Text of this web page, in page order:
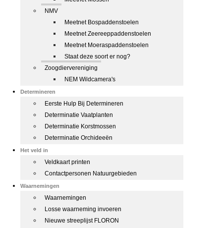
NMV
Meetnet Bospaddenstoelen
Meetnet Zeereeppaddenstoelen
Meetnet Moeraspaddenstoelen
Staat deze soort er nog?
Zoogdiervereniging
NEM Wildcamera's
Determineren
Eerste Hulp Bij Determineren
Determinatie Vaatplanten
Determinatie Korstmossen
Determinatie Orchideeën
Het veld in
Veldkaart printen
Contactpersonen Natuurgebieden
Waarnemingen
Waarnemingen
Losse waarneming invoeren
Nieuwe streeplijst FLORON